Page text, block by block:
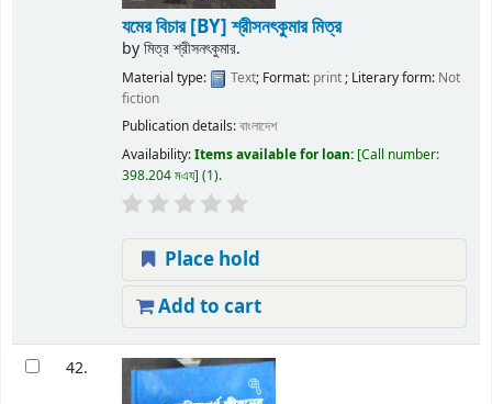
যমের বিচার[BY] শ্রীসনৎকুমার মিত্র
byমিত্র শ্রীসনৎকুমার.
Material type: Text; Format: print; Literary form: Not
fiction
Publication details:বাংলাদেশ
Availability:Items available for loan: Call number:
398.204 মএয (1).
Place hold
Add to cart
42.